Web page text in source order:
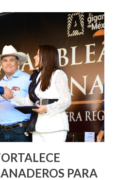
capital. Leo Montañez
se usarán cerca de 90 mil
para dar inicio en la calle
y la calle 22 de Octubre, con
casas. Posteriormente se
de Nuestra Señora de la
Decreto 27 de Septiembre, en
de Agua, en la comunidad
edificios de...
PARA